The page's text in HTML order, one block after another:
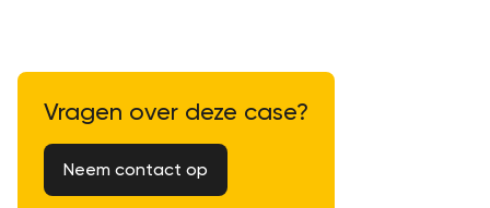
Vragen over deze case?
Neem contact op